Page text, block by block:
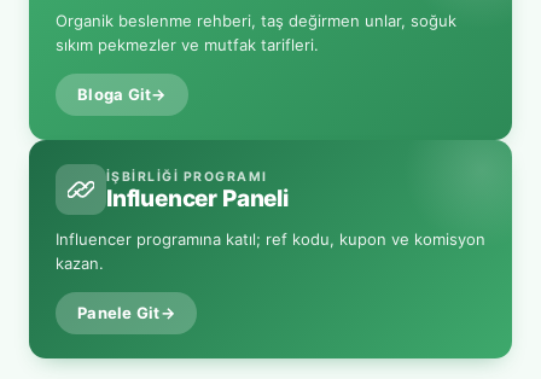
Organik beslenme rehberi, taş değirmen unlar, soğuk
sıkım pekmezler ve mutfak tarifleri.
Bloga Git→
İŞBIRLIĞI PROGRAMI
Influencer Paneli
Influencer programına katıl; ref kodu, kupon ve komisyon
kazan.
Panele Git→